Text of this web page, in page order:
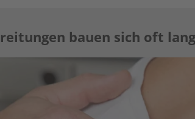
bauen sich oft